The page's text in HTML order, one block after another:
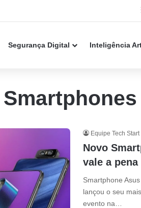
Segurança Digital Inteligência
Smartphones
Equipe Tech Start
Novo
vale a
Smartphone
lançou o seu
evento na…